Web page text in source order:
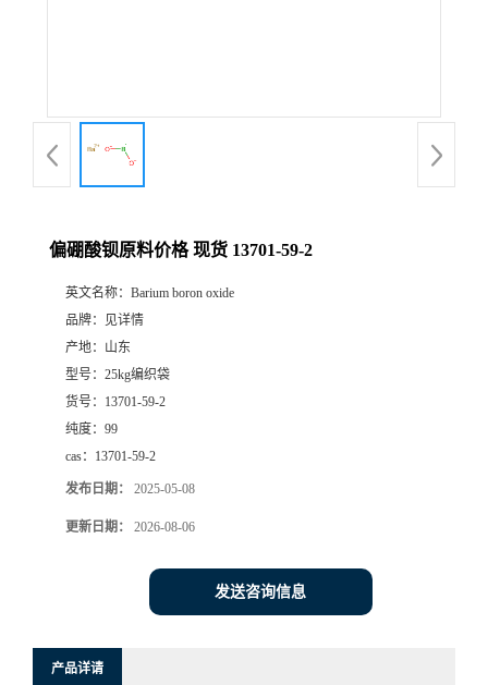
偏硼酸钡原料价格 现货 13701-59-2
英文名称： Barium boron oxide
品牌：
见详情
产地： 山东
型号： 25kg编织袋
货号： 13701-59-2
纯度： 99
cas： 13701-59-2
发布日期： 2025-05-08
更新日期： 2026-08-06
发送咨询信息
产品详请